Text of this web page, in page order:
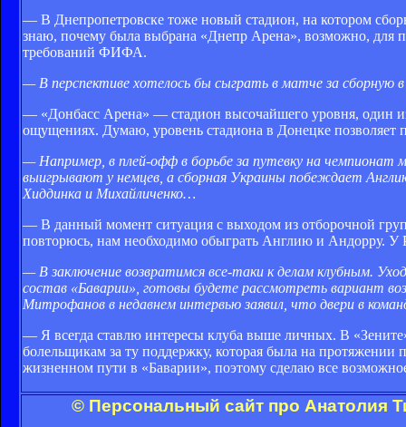
— В Днепропетровске тоже новый стадион, на котором
знаю, почему была выбрана «Днепр Арена», возможно, для
требований ФИФА.
— В перспективе хотелось бы сыграть в матче за сборную в
— «Донбасс Арена» — стадион высочайшего уровня, один
ощущениях. Думаю, уровень стадиона в Донецке позволяет
— Например, в плей-офф в борьбе за путевку на
выигрывают у немцев, а сборная Украины побеждает
Хиддинка и Михайличенко…
— В данный момент ситуация с выходом из отборочной
повторюсь, нам необходимо обыграть Англию и Андорру. У
— В заключение возвратимся все-таки к делам клубным.
состав «Баварии», готовы будете рассмотреть вариант
Митрофанов в недавнем интервью заявил, что двери в
— Я всегда ставлю интересы клуба выше личных. В
болельщикам за ту поддержку, которая была на протяжении
жизненном пути в «Баварии», поэтому сделаю все
© Персональный сайт про Анатолия